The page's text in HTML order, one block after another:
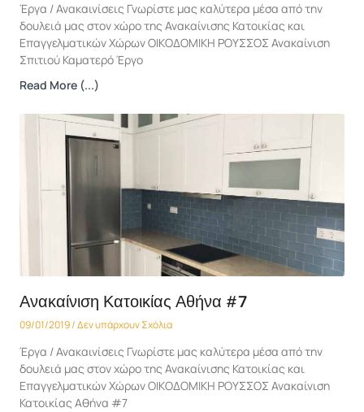
Έργα / Ανακαινίσεις Γνωρίστε μας καλύτερα μέσα από την
δουλειά μας στον χώρο της Ανακαίνισης Κατοικίας και
Επαγγελματικών Χώρων ΟΙΚΟΔΟΜΙΚΗ ΡΟΥΣΣΟΣ Ανακαίνιση
Σπιτιού Καματερό Έργο
Read More (...)
Ανακαίνιση Κατοικίας Αθήνα #7
09/01/2019 Δεν υπάρχουν Σχόλια
Έργα / Ανακαινίσεις Γνωρίστε μας καλύτερα μέσα από την
δουλειά μας στον χώρο της Ανακαίνισης Κατοικίας και
Επαγγελματικών Χώρων ΟΙΚΟΔΟΜΙΚΗ ΡΟΥΣΣΟΣ Ανακαίνιση
Κατοικίας Αθήνα #7